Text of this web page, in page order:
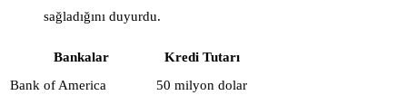
sağladığını duyurdu.
Bankalar
Kredi Tutarı
Bank of America
50 milyon dolar